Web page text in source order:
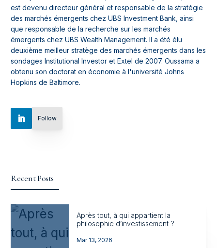
est devenu directeur général et responsable de la stratégie
des marchés émergents chez UBS Investment Bank, ainsi
que responsable de la recherche sur les marchés
émergents chez UBS Wealth Management. Il a été élu
deuxième meilleur stratège des marchés émergents dans les
sondages Institutional Investor et Extel de 2007. Oussama a
obtenu son doctorat en économie à l'université Johns
Hopkins de Baltimore.
Follow
Recent Posts
Après tout, à qui appartient la
philosophie d’investissement ?
Mar 13, 2026